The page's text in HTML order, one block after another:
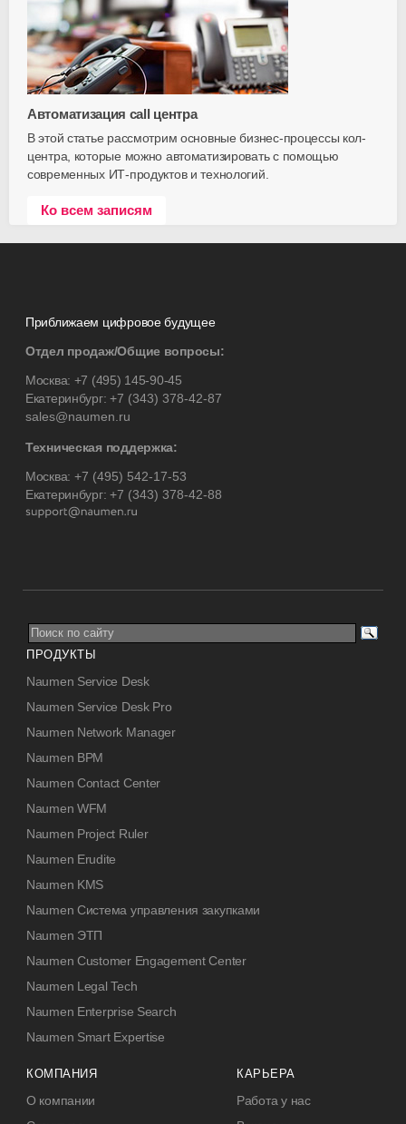
Автоматизация call центра
В этой статье рассмотрим основные бизнес-процессы кол-
центра, которые можно автоматизировать с помощью
современных ИТ-продуктов и технологий.
Ко всем записям
Приближаем цифровое будущее
Отдел продаж/Общие вопросы:
Москва: +7 (495) 145-90-45
Екатеринбург:+7 (343) 378-42-87
sales@naumen.ru
Техническая поддержка:
Москва: +7 (495) 542-17-53
Екатеринбург:+7 (343) 378-42-88
ПРОДУКТЫ
Naumen Service Desk
Naumen Service Desk Pro
Naumen Network Manager
Naumen BPM
Naumen Contact Center
Naumen WFM
Naumen Project Ruler
Naumen Erudite
Naumen KMS
Naumen Система управления закупками
Naumen ЭТП
Naumen Customer Engagement Center
Naumen Legal Tech
Naumen Enterprise Search
Naumen Smart Expertise
КОМПАНИЯ
О компании
КАРЬЕРА
Работа у нас